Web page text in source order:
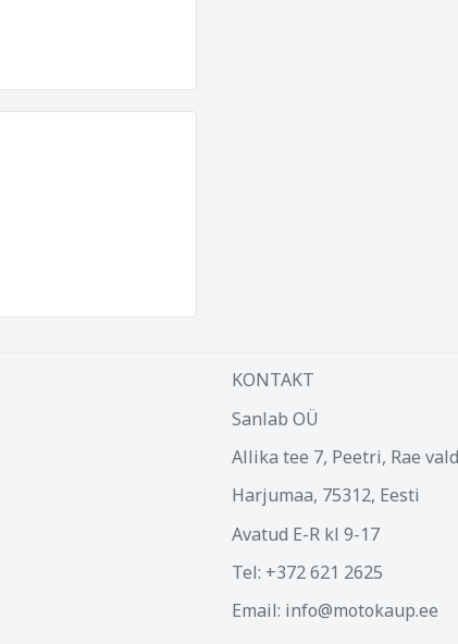
KONTAKT
Sanlab OÜ
Allika tee 7, Peetri, Rae vald
Harjumaa, 75312, Eesti
Avatud E-R kl 9-17
Tel: +372 621 2625
Email: info@motokaup.ee